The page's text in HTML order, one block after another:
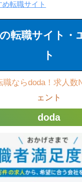
転職サイト
転職サイト・
ト
職ならdoda！求人数
ェント
doda